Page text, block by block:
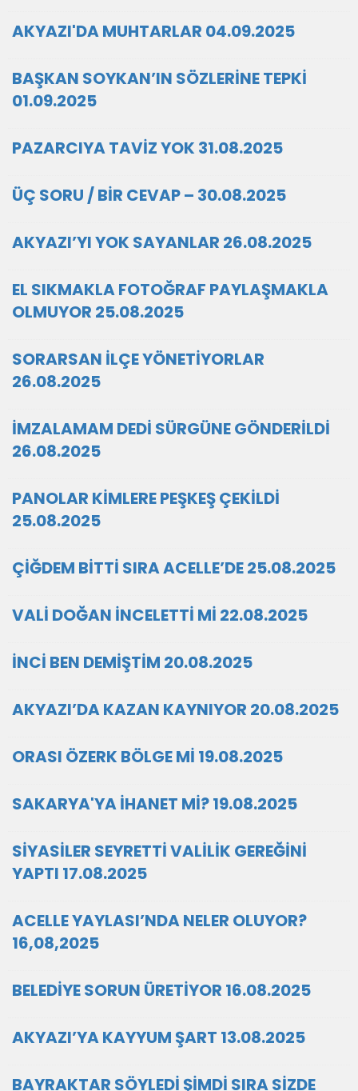
AKYAZI'DA MUHTARLAR 04.09.2025
BAŞKAN SOYKAN’IN SÖZLERİNE TEPKİ
01.09.2025
PAZARCIYA TAVİZ YOK 31.08.2025
ÜÇ SORU / BİR CEVAP – 30.08.2025
AKYAZI’YI YOK SAYANLAR 26.08.2025
EL SIKMAKLA FOTOĞRAF PAYLAŞMAKLA
OLMUYOR 25.08.2025
SORARSAN İLÇE YÖNETİYORLAR
26.08.2025
İMZALAMAM DEDİ SÜRGÜNE GÖNDERİLDİ
26.08.2025
PANOLAR KİMLERE PEŞKEŞ ÇEKİLDİ
25.08.2025
ÇİĞDEM BİTTİ SIRA ACELLE’DE 25.08.2025
VALİ DOĞAN İNCELETTİ Mİ 22.08.2025
İNCİ BEN DEMİŞTİM 20.08.2025
AKYAZI’DA KAZAN KAYNIYOR 20.08.2025
ORASI ÖZERK BÖLGE Mİ 19.08.2025
SAKARYA'YA İHANET Mİ? 19.08.2025
SİYASİLER SEYRETTİ VALİLİK GEREĞİNİ
YAPTI 17.08.2025
ACELLE YAYLASI’NDA NELER OLUYOR?
16,08,2025
BELEDİYE SORUN ÜRETİYOR 16.08.2025
AKYAZI’YA KAYYUM ŞART 13.08.2025
BAYRAKTAR SÖYLEDİ ŞİMDİ SIRA SİZDE